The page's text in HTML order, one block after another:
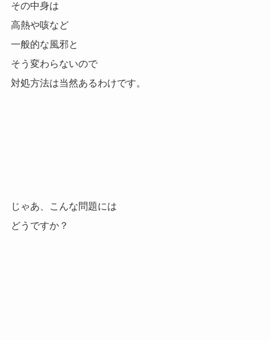
その中身は
高熱や咳など
一般的な風邪と
そう変わらないので
対処方法は当然あるわけです。
じゃあ、こんな問題には
どうですか？